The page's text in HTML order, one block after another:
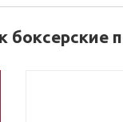
боксерские